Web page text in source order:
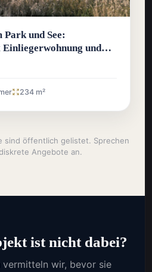
Park und See:
und
234 m²
sind öffentlich gelistet. Sprechen
Angebote an.
ist nicht dabei?
vermitteln wir, bevor sie